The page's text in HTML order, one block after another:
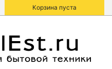
Корзина пуста